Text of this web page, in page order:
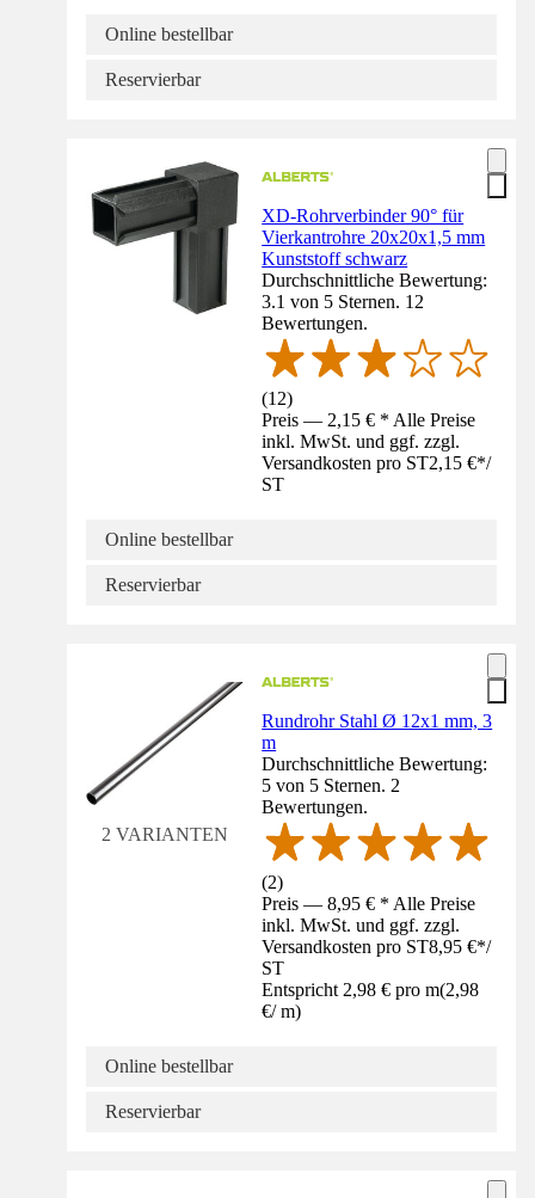
Online bestellbar
Reservierbar
XD-Rohrverbinder 90° für
Vierkantrohre 20x20x1,5 mm
Kunststoff schwarz
Durchschnittliche Bewertung:
3.1 von 5 Sternen. 12
Bewertungen.
(12)
Preis — 2,15 € * Alle Preise
inkl. MwSt. und ggf. zzgl.
Versandkosten pro ST2,15 €*/
ST
Online bestellbar
Reservierbar
2 VARIANTEN
Rundrohr Stahl Ø 12x1 mm, 3
m
Durchschnittliche Bewertung:
5 von 5 Sternen. 2
Bewertungen.
(2)
Preis — 8,95 € * Alle Preise
inkl. MwSt. und ggf. zzgl.
Versandkosten pro ST8,95 €*/
ST
Entspricht 2,98 € pro m(2,98
€/ m)
Online bestellbar
Reservierbar